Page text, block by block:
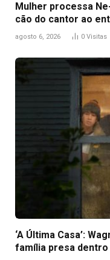
Mulher processa
cão do cantor ao
agosto 6, 2026 0 Visitas
‘A Última Casa’:
família presa